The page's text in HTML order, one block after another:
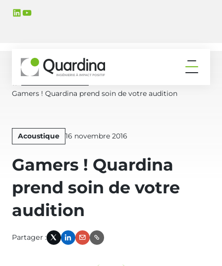
LinkedIn
YouTube
Ouvrir
Accueil
Gamers ! Quardina prend soin de votre audition
Acoustique
Publié
le
16 novembre 2016
Gamers ! Quardina
prend soin de votre
audition
Partager :
X LinkedIn
Email
Link